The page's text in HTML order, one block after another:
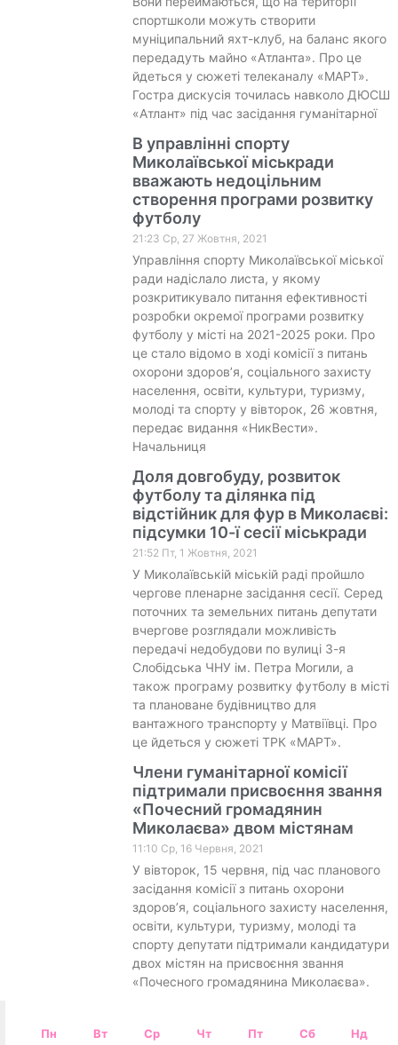
спортшколи можуть створити
муніципальний яхт-клуб, на баланс якого
передадуть майно «Атланта». Про це
йдеться у сюжеті телеканалу «МАРТ».
Гостра дискусія точилась навколо ДЮСШ
«Атлант» під час засідання гуманітарної
В управлінні спорту
Миколаївської міськради
вважають недоцільним
створення програми розвитку
футболу
21:23 Ср, 27 Жовтня, 2021
Управління спорту Миколаївської міської
ради надіслало листа, у якому
розкритикувало питання ефективності
розробки окремої програми розвитку
футболу у місті на 2021-2025 роки. Про
це стало відомо в ході комісії з питань
охорони здоров’я, соціального захисту
населення, освіти, культури, туризму,
молоді та спорту у вівторок, 26 жовтня,
передає видання «НикВести».
Начальниця
Доля довгобуду, розвиток
футболу та ділянка під
відстійник для фур в Миколаєві:
підсумки 10-ї сесії міськради
21:52 Пт, 1 Жовтня, 2021
У Миколаївській міській раді пройшло
чергове пленарне засідання сесії. Серед
поточних та земельних питань депутати
вчергове розглядали можливість
передачі недобудови по вулиці 3-я
Слобідська ЧНУ ім. Петра Могили, а
також програму розвитку футболу в місті
та плановане будівництво для
вантажного транспорту у Матвіївці. Про
це йдеться у сюжеті ТРК «МАРТ».
Члени гуманітарної комісії
підтримали присвоєння звання
«Почесний громадянин
Миколаєва» двом містянам
11:10 Ср, 16 Червня, 2021
У вівторок, 15 червня, під час планового
засідання комісії з питань охорони
здоров’я, соціального захисту населення,
освіти, культури, туризму, молоді та
спорту депутати підтримали кандидатури
двох містян на присвоєння звання
«Почесного громадянина Миколаєва».
Пн Вт Ср Чт Пт Сб Нд